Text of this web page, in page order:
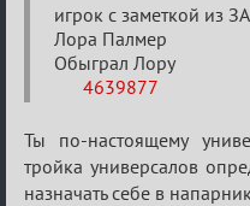
игрок с заметкой из
Лора Палмер
Обыграл Лору
4639877
Ты по-настоящему
тройка универсалов
назначать себе в